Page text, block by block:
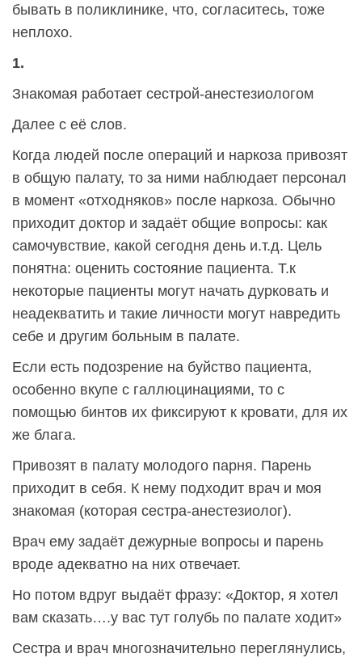
бывать в поликлинике, что, согласитесь, тоже
неплохо.
1.
Знакомая работает сестрой-анестезиологом
Далее с её слов.
Когда людей после операций и наркоза привозят
в общую палату, то за ними наблюдает персонал
в момент «отходняков» после наркоза. Обычно
приходит доктор и задаёт общие вопросы: как
самочувствие, какой сегодня день и.т.д. Цель
понятна: оценить состояние пациента. Т.к
некоторые пациенты могут начать дурковать и
неадекватить и такие личности могут навредить
себе и другим больным в палате.
Если есть подозрение на буйство пациента,
особенно вкупе с галлюцинациями, то с
помощью бинтов их фиксируют к кровати, для их
же блага.
Привозят в палату молодого парня. Парень
приходит в себя. К нему подходит врач и моя
знакомая (которая сестра-анестезиолог).
Врач ему задаёт дежурные вопросы и парень
вроде адекватно на них отвечает.
Но потом вдруг выдаёт фразу: «Доктор, я хотел
вам сказать….у вас тут голубь по палате ходит»
Сестра и врач многозначительно переглянулись,